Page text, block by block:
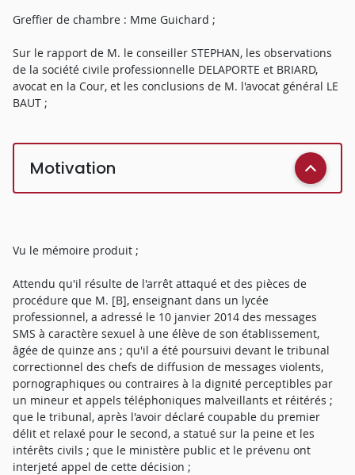
Greffier de chambre : Mme Guichard ;
Sur le rapport de M. le conseiller STEPHAN, les observations
de la société civile professionnelle DELAPORTE et BRIARD,
avocat en la Cour, et les conclusions de M. l'avocat général LE
BAUT ;
Motivation
Vu le mémoire produit ;
Attendu qu'il résulte de l'arrêt attaqué et des pièces de
procédure que M. [B], enseignant dans un lycée
professionnel, a adressé le 10 janvier 2014 des messages
SMS à caractère sexuel à une élève de son établissement,
âgée de quinze ans ; qu'il a été poursuivi devant le tribunal
correctionnel des chefs de diffusion de messages violents,
pornographiques ou contraires à la dignité perceptibles par
un mineur et appels téléphoniques malveillants et réitérés ;
que le tribunal, après l'avoir déclaré coupable du premier
délit et relaxé pour le second, a statué sur la peine et les
intérêts civils ; que le ministère public et le prévenu ont
interjeté appel de cette décision ;